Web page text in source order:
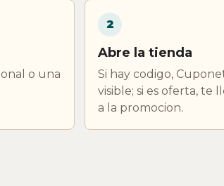
o una
2
Abre la tienda
Si hay codigo,
visible; si es oferta, te
a la promocion.